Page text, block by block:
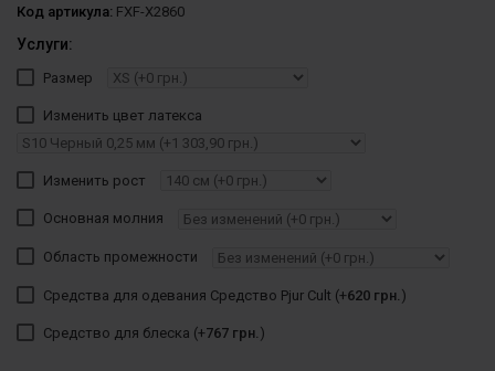
Код артикула: FXF-X2860
Услуги:
Размер
Изменить цвет латекса
Изменить рост
Основная молния
Область промежности
Средства для одевания Средство Pjur Cult (+620 грн. )
Средство для блеска (+767 грн. )